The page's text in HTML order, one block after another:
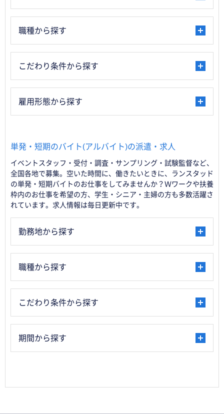
職種から探す
こだわり条件から探す
雇用形態から探す
単発・短期のバイト(アルバイト)の派遣・求人
イベントスタッフ・受付・調査・サンプリング・試験監督など、
全国各地で募集。空いた時間に、働きたいときに、ランスタッド
の単発・短期バイトのお仕事をしてみませんか？Ｗワークや扶養
枠内のお仕事を希望の方、学生・シニア・主婦の方も多数活躍さ
れています。求人情報は毎日更新中です。
勤務地から探す
職種から探す
こだわり条件から探す
期間から探す